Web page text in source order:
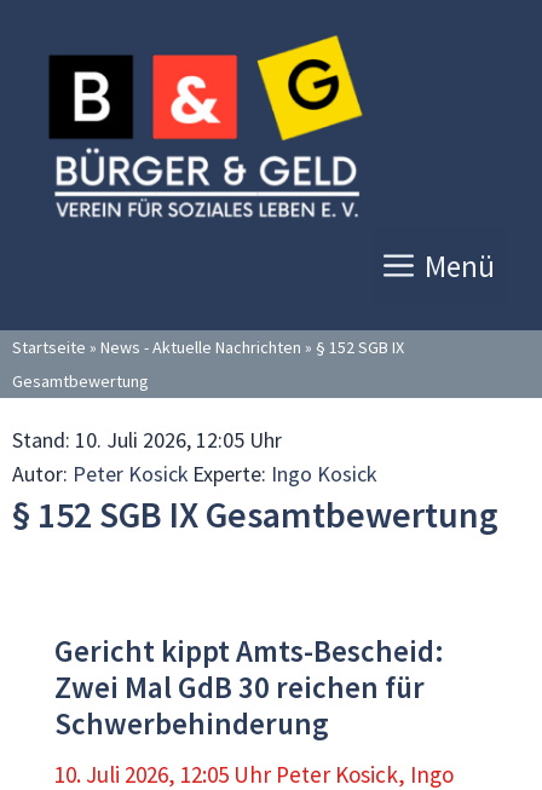
Inhalt
springen
Menü
Startseite » News - Aktuelle Nachrichten » § 152 SGB IX
Gesamtbewertung
Stand: 10. Juli 2026, 12:05 Uhr
Autor: Peter Kosick Experte: Ingo Kosick
§ 152 SGB IX Gesamtbewertung
Gericht kippt Amts-Bescheid:
Zwei Mal GdB 30 reichen für
Schwerbehinderung
10. Juli 2026, 12:05 Uhr Peter Kosick, Ingo